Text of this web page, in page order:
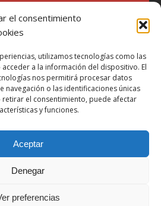
el consentimiento
utilizamos tecnologías como las
a la información del dispositivo. El
nos permitirá procesar datos
navegación o las identificaciones únicas
retirar el consentimiento, puede afectar
y funciones.
Aceptar
Denegar
preferencias
motos en distintos medios.
por escribir sobre lo que me